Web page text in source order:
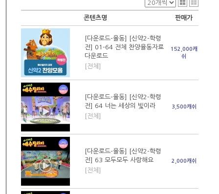
콘텐츠명 판매가
[다운로드-율동] [신약2-학령
전] 01-64 전체 찬양율동자료
다운로드
[전체]
152,000캐
쉬
[다운로드-율동] [신약2-학령
전] 64 너는 세상의 빛이라
[전체]
3,500캐쉬
[다운로드-율동] [신약2-학령
전] 63 모두모두 사랑해요
[전체]
2,000캐쉬